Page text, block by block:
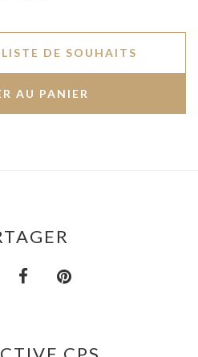
DE SOUHAITS